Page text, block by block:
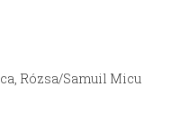
Rózsa/Samuil Micu